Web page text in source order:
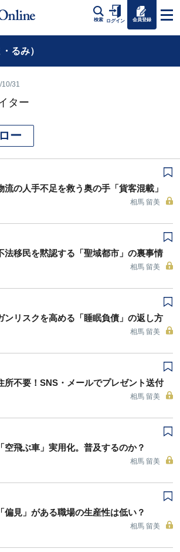
検索 ログイン 会員登録
るみ）
10/31
ター
ー
流の人手不足を救う奥の手「貨客混載」
相馬 留美
法移民を黙認する「聖域都市」の裏事情
相馬 留美
ンリスクを高める「睡眠負債」の返し方
相馬 留美
所不要！SNS・メールでプレゼント送付
相馬 留美
「空飛ぶ車」実用化。普及するのか？
相馬 留美
「偏見」がある職場の生産性は低い？
相馬 留美